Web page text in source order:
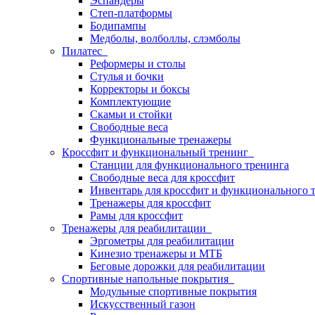
Степ-платформы
Бодипампы
Медболы, волболлы, слэмболы
Пилатес
Реформеры и столы
Стулья и бочки
Корректоры и боксы
Комплектующие
Скамьи и стойки
Свободные веса
Функциональные тренажеры
Кроссфит и функциональный тренинг
Станции для функционального тренинга
Свободные веса для кроссфит
Инвентарь для кроссфит и функционального
Тренажеры для кроссфит
Рамы для кроссфит
Тренажеры для реабилитации
Эргометры для реабилитации
Кинезио тренажеры и МТБ
Беговые дорожки для реабилитации
Спортивные напольные покрытия
Модульные спортивные покрытия
Искусственный газон